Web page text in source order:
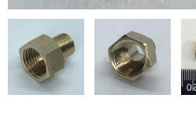
バルブ
ヒューズ
リニアガイド